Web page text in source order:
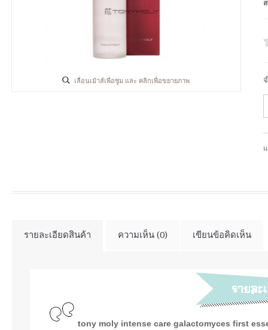
เลื่อนเม้าส์เพื่อซูม และ คลิกเพื่อขยายภาพ
รายละเอียดสินค้า ความเห็น (0) เขียนข้อคิดเห็น
tony moly intense care galactomyces first